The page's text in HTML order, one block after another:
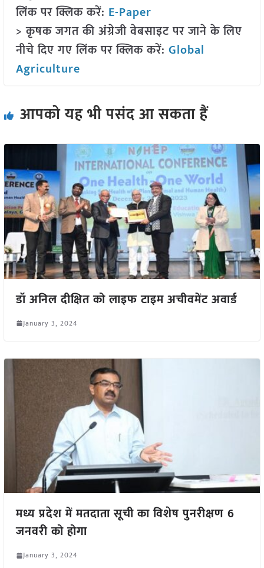
लिंक पर क्लिक करें: E-Paper
> कृषक जगत की अंग्रेजी वेबसाइट पर जाने के लिए
नीचे दिए गए लिंक पर क्लिक करें: Global
Agriculture
आपको यह भी पसंद आ सकता हैं
डॉ अनिल दीक्षित को लाइफ टाइम अचीवमेंट अवार्ड
January 3, 2024
मध्य प्रदेश में मतदाता सूची का विशेष पुनरीक्षण 6
जनवरी को होगा
January 3, 2024